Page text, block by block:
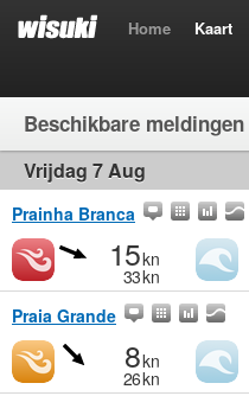
Home Kaart
Beschikbare meldingen
Wind
Golven
Vrijdag 7 Aug
Prainha Branca
15kn
33kn
Praia Grande
8kn
26kn